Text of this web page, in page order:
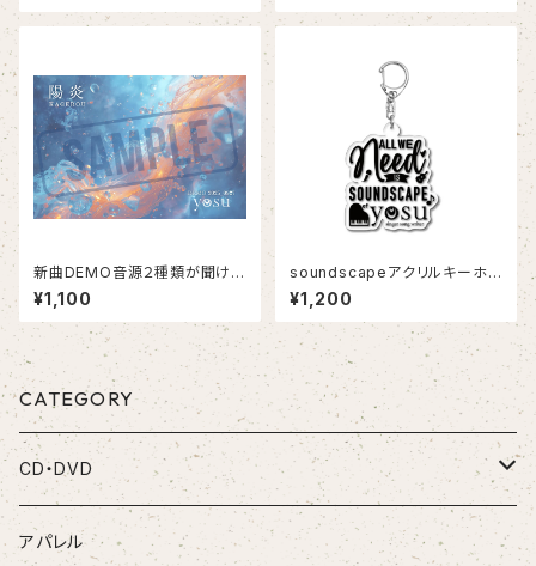
新曲DEMO音源２種類が聞ける
ポストカード
¥1,100
soundscapeアクリルキーホル
ダー
¥1,200
CATEGORY
CD・DVD
CD
アパレル